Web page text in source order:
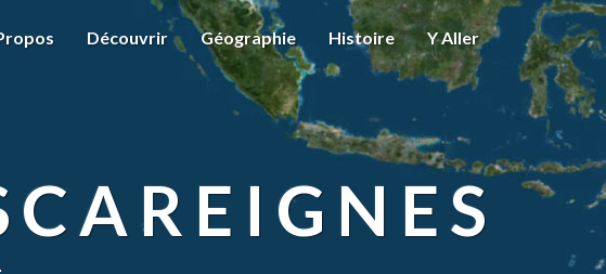
Découvrir Géographie Histoire Y Aller